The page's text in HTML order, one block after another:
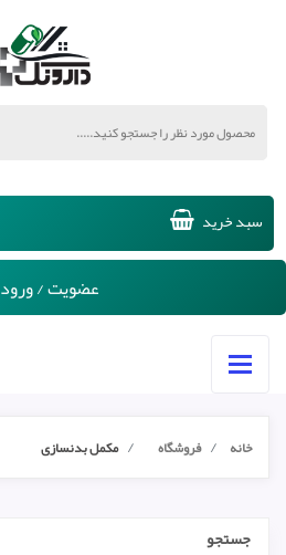
سبد خرید
عضویت / ورود
خانه فروشگاه مکمل بدنسازی
جستجو